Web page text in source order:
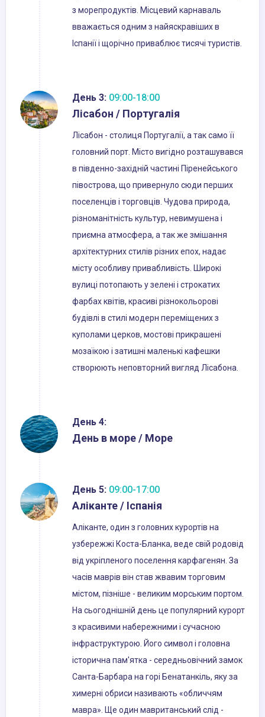
з морепродуктів. Місцевий карнаваль
вважається одним з найяскравіших в
Іспанії і щорічно приваблює тисячі туристів.
День 3: 09:00-18:00
Лісабон / Португалія
Лісабон - столиця Португалії, а так само її
головний порт. Місто вигідно розташувався
в південно-західній частині Піренейського
півострова, що привернуло сюди перших
поселенців і торговців. Чудова природа,
різноманітність культур, невимушена і
приємна атмосфера, а так же змішання
архітектурних стилів різних епох, надає
місту особливу привабливість. Широкі
вулиці потопають у зелені і строкатих
фарбах квітів, красиві різнокольорові
будівлі в стилі модерн переміщених з
куполами церков, мостові прикрашені
мозаїкою і затишні маленькі кафешки
створюють неповторний вигляд Лісабона.
День 4:
День в море / Море
День 5: 09:00-17:00
Аліканте / Іспанія
Аліканте, один з головних курортів на
узбережжі Коста-Бланка, веде свій родовід
від укріпленого поселення карфагенян. За
часів маврів він став жвавим торговим
містом, пізніше - великим морським портом.
На сьогоднішній день це популярний курорт
з красивими набережними і сучасною
інфраструктурою. Його символ і головна
історична пам'ятка - середньовічний замок
Санта-Барбара на горі Бенатанкіль, яку за
химерні обриси називають «обличчям
мавра». Ще один мавританський слід -